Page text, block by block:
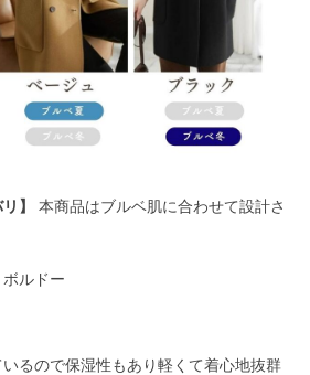
】
本商品はブルベ肌に合わせて設計さ
ルドー
るので保湿性もあり軽くて着心地抜群